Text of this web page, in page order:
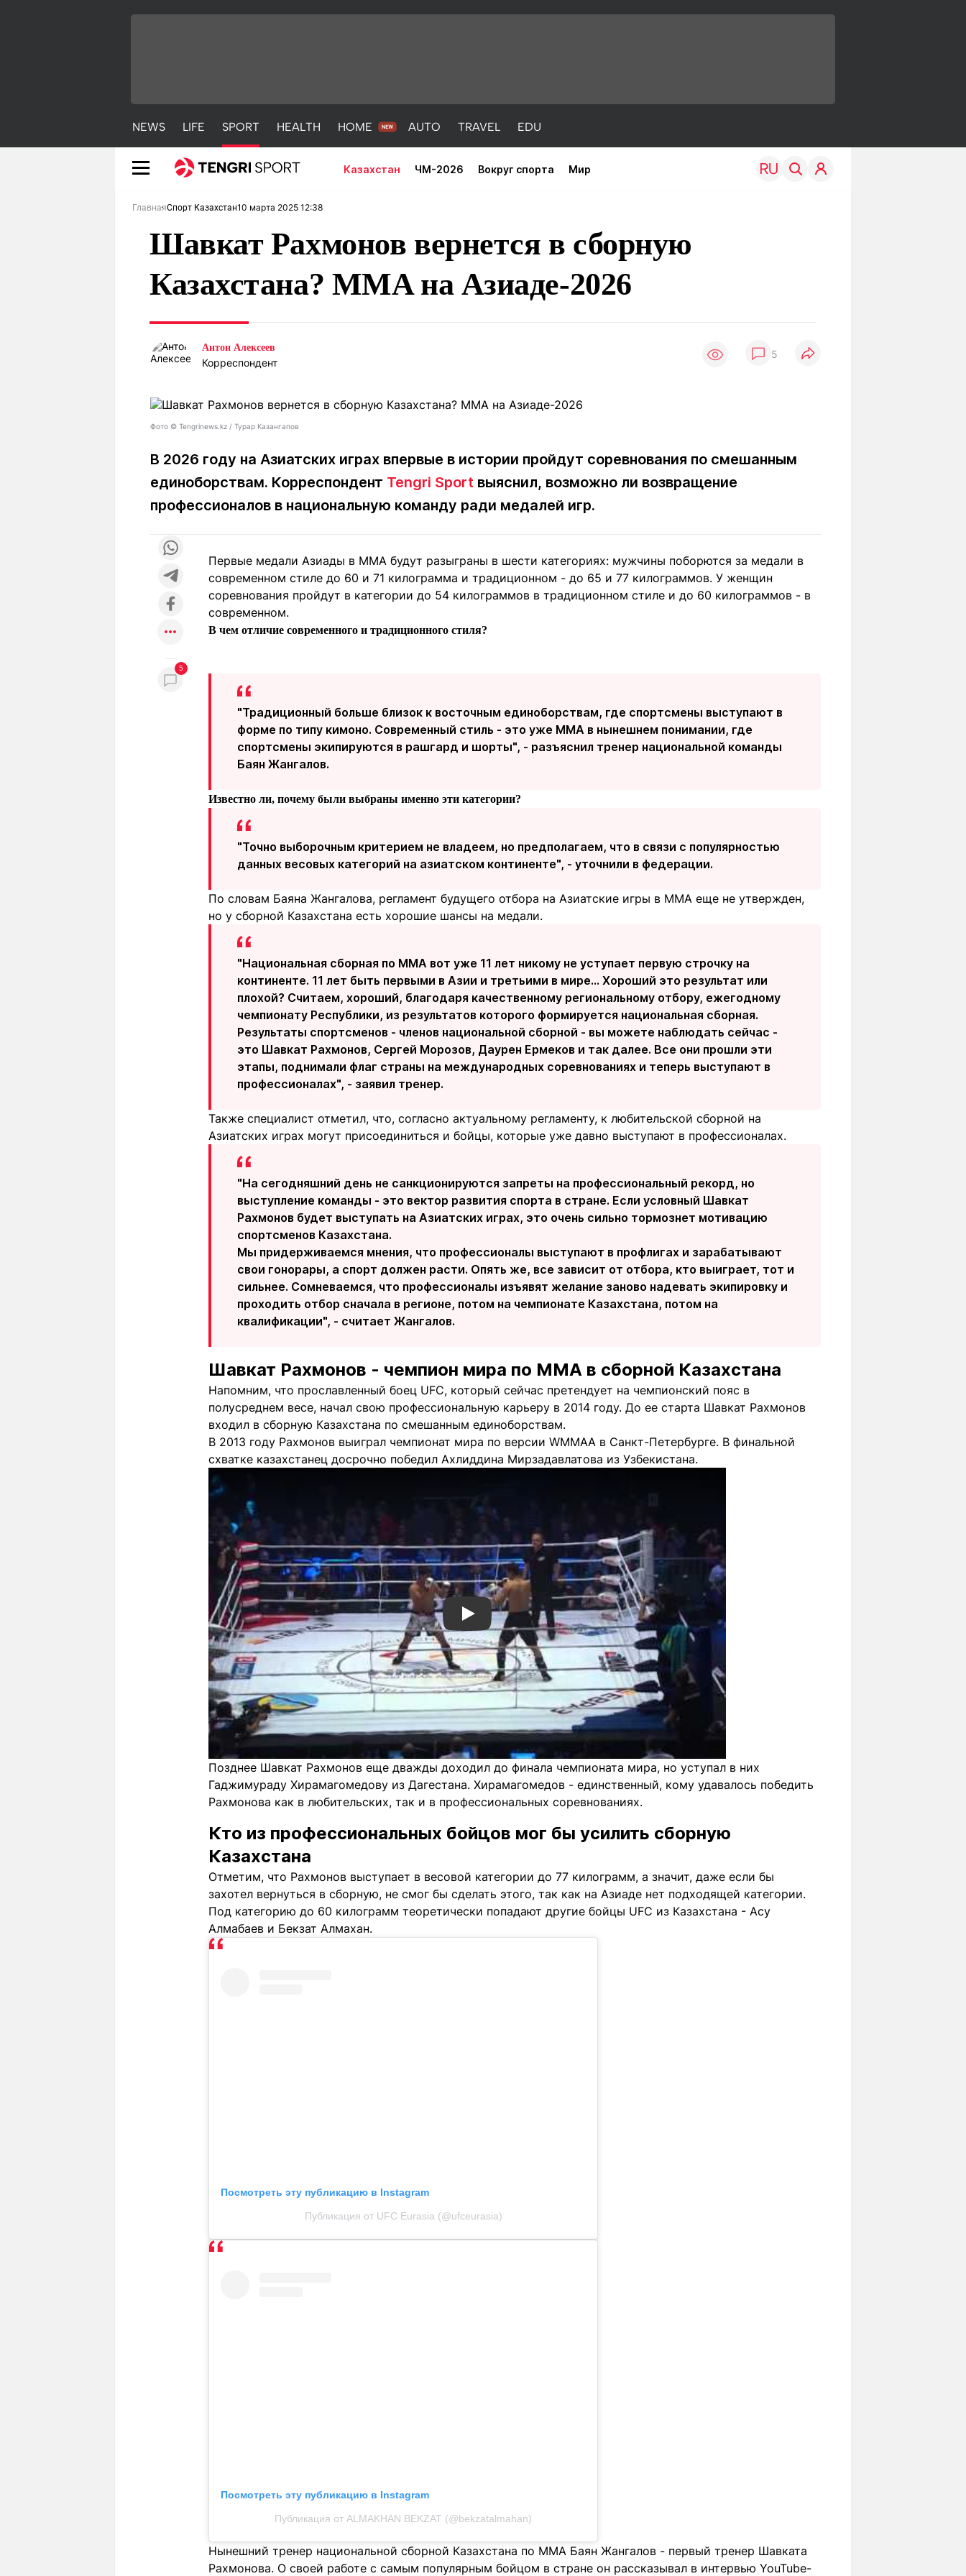
NEWS LIFE SPORT HEALTH HOME AUTO TRAVEL EDU
Казахстан ЧМ-2026 Вокруг спорта Мир
NEWS
Погода
Рейтинги
SPORT HEALTH AUTO
Путевые
Учебные
О проекте Контакты редакции Вакансии Реклама Пресс-центр Светлая тема
Редакция
+7 (777) 001 44 99 +7 (700) 3 888 188
ГлавнаяСпорт Казахстан10 марта 2025 12:38
Шавкат Рахмонов вернется в сборную
Казахстана? MMA на Азиаде-2026
Антон Алексеев
Корреспондент
5
Фото ©️ Tengrinews.kz / Турар Казангапов
В 2026 году на Азиатских играх впервые в истории пройдут соревнования по смешанным
единоборствам. Корреспондент Tengri Sport выяснил, возможно ли возвращение
профессионалов в национальную команду ради медалей игр.
5
Первые медали Азиады в MMA будут разыграны в шести категориях: мужчины поборются за медали в
современном стиле до 60 и 71 килограмма и традиционном - до 65 и 77 килограммов. У женщин
соревнования пройдут в категории до 54 килограммов в традиционном стиле и до 60 килограммов - в
современном.
В чем отличие современного и традиционного стиля?
"Традиционный больше близок к восточным единоборствам, где спортсмены выступают в
форме по типу кимоно. Современный стиль - это уже MMA в нынешнем понимании, где
спортсмены экипируются в рашгард и шорты", - разъяснил тренер национальной команды
Баян Жангалов.
⁠⁠Известно ли, почему были выбраны именно эти категории?
"Точно выборочным критерием не владеем, но предполагаем, что в связи с популярностью
данных весовых категорий на азиатском континенте", - уточнили в федерации.
По словам Баяна Жангалова, регламент будущего отбора на Азиатские игры в MMA еще не утвержден,
но у сборной Казахстана есть хорошие шансы на медали.
"Национальная сборная по ММА вот уже 11 лет никому не уступает первую строчку на
континенте. 11 лет быть первыми в Азии и третьими в мире… Хороший это результат или
плохой? Считаем, хороший, благодаря качественному региональному отбору, ежегодному
чемпионату Республики, из результатов которого формируется национальная сборная.
Результаты спортсменов - членов национальной сборной - вы можете наблюдать сейчас -
это Шавкат Рахмонов, Сергей Морозов, Даурен Ермеков и так далее. Все они прошли эти
этапы, поднимали флаг страны на международных соревнованиях и теперь выступают в
профессионалах", - заявил тренер.
Также специалист отметил, что, согласно актуальному регламенту, к любительской сборной на
Азиатских играх могут присоединиться и бойцы, которые уже давно выступают в профессионалах.
"На сегодняшний день не санкционируются запреты на профессиональный рекорд, но
выступление команды - это вектор развития спорта в стране. Если условный Шавкат
Рахмонов будет выступать на Азиатских играх, это очень сильно тормознет мотивацию
спортсменов Казахстана.
Мы придерживаемся мнения, что профессионалы выступают в профлигах и зарабатывают
свои гонорары, а спорт должен расти. Опять же, все зависит от отбора, кто выиграет, тот и
сильнее. Сомневаемся, что профессионалы изъявят желание заново надевать экипировку и
проходить отбор сначала в регионе, потом на чемпионате Казахстана, потом на
квалификации", - считает Жангалов.
Шавкат Рахмонов - чемпион мира по MMA в сборной Казахстана
Напомним, что прославленный боец UFC, который сейчас претендует на чемпионский пояс в
полусреднем весе, начал свою профессиональную карьеру в 2014 году. До ее старта Шавкат Рахмонов
входил в сборную Казахстана по смешанным единоборствам.
В 2013 году Рахмонов выиграл чемпионат мира по версии WMMAA в Санкт-Петербурге. В финальной
схватке казахстанец досрочно победил Ахлиддина Мирзадавлатова из Узбекистана.
Смотреть видео YouTube
Позднее Шавкат Рахмонов еще дважды доходил до финала чемпионата мира, но уступал в них
Гаджимураду Хирамагомедову из Дагестана. Хирамагомедов - единственный, кому удавалось победить
Рахмонова как в любительских, так и в профессиональных соревнованиях.
Кто из профессиональных бойцов мог бы усилить сборную
Казахстана
Отметим, что Рахмонов выступает в весовой категории до 77 килограмм, а значит, даже если бы
захотел вернуться в сборную, не смог бы сделать этого, так как на Азиаде нет подходящей категории.
Под категорию до 60 килограмм теоретически попадают другие бойцы UFC из Казахстана - Асу
Алмабаев и Бекзат Алмахан.
Посмотреть эту публикацию в Instagram
Публикация от UFC Eurasia (@ufceurasia)
Посмотреть эту публикацию в Instagram
Публикация от ALMAKHAN BEKZAT (@bekzatalmahan)
Нынешний тренер национальной сборной Казахстана по MMA Баян Жангалов - первый тренер Шавката
Рахмонова. О своей работе с самым популярным бойцом в стране он рассказывал в интервью YouTube-